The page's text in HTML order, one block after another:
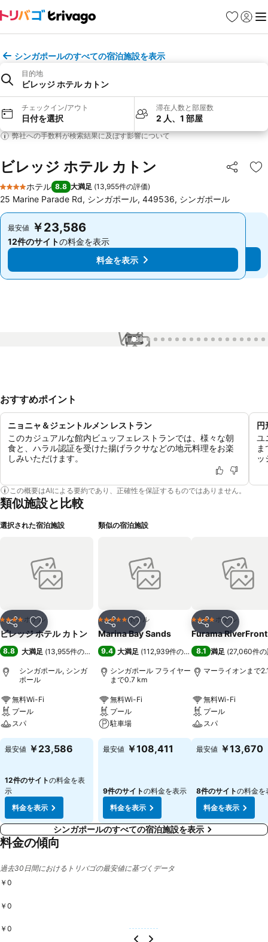
お気に入り
ログイ
メ
シンガポールのすべての宿泊施設を表示
目的地
ビレッジ ホテル カトン
チェックイン/アウト
日付を選択
滞在人数と部屋数
2 人、1 部屋
弊社への手数料が検索結果に及ぼす影響について
ビレッジ ホテル カトン シェア
お
4 ホテルのランク
ホテル 8.8 大満足 (13,955件の評価)
25 Marine Parade Rd, シンガポール, 449536, シンガポール
最安値 ￥23,586
12件のサイトの料金を表示
料金を表示
最安値 ￥23,586
12件のサイトの料金を表示
料金を表示
1 / 86
おすすめポイント
ニョニャ＆ジェントルメン レストラン
このカジュアルな館内ビュッフェレストランでは、様々な朝
食と、ハラル認証を受けた揚げラクサなどの地元料理をお楽
しみいただけます。
円
ユ
ッ
この概要はAIによる要約であり、正確性を保証するものではありません。
類似施設と比較
選択された宿泊施設
シェア お気に入りに追加
4 ホテルのランク
ホテル
ビレッジ ホテル カトン
8.8 大満足 (13,955件の評価)
シンガポール, シンガ
ポール
無料Wi-Fi
プール
スパ
最安値 ￥23,586
12件のサイトの料金を表
示
料金を表示
類似の宿泊施設
シェア お気に入りに追加
5 ホテルのランク
ホテル
Marina Bay Sands
9.4 大満足 (112,939件の評価)
シンガポール フライヤー
まで0.7 km
無料Wi-Fi
プール
駐車場
最安値 ￥108,411
9件のサイトの料金を表示
料金を表示
シェア お気に入
4 ホテルのランク
ホテル
Furama RiverFront
8.1 満足 (27,060件
マーライオンまで
無料Wi-Fi
プール
スパ
最安値 ￥13,670
8件のサイトの料金を
料金を表示
シンガポールのすべての宿泊施設を表示
料金の傾向
過去30日間におけるトリバゴの最安値に基づくデータ
￥0
￥0
￥0